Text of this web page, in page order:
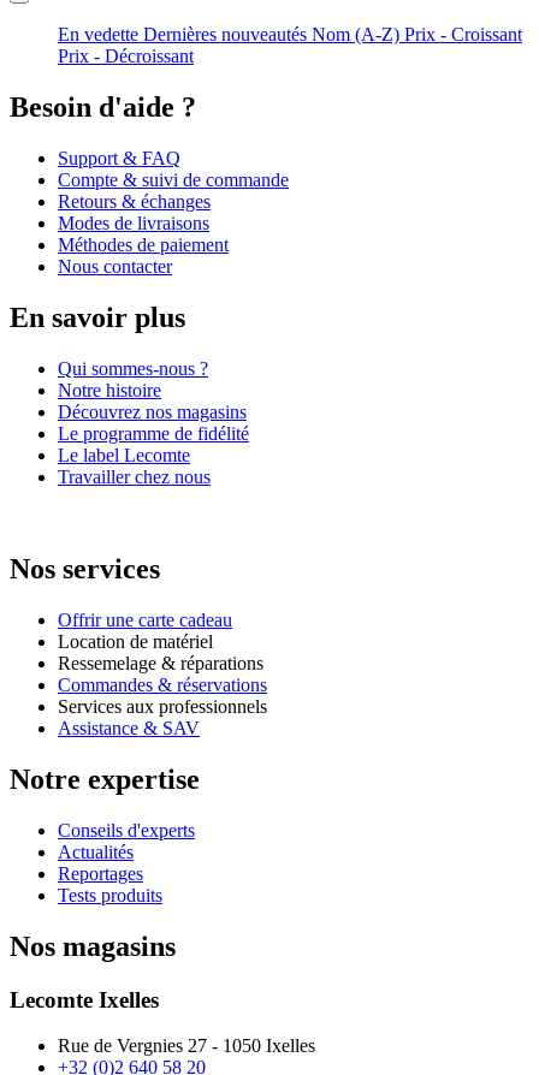
En vedette Dernières nouveautés Nom (A-Z) Prix - Croissant
Prix - Décroissant
Besoin d'aide ?
Support & FAQ
Compte & suivi de commande
Retours & échanges
Modes de livraisons
Méthodes de paiement
Nous contacter
En savoir plus
Qui sommes-nous ?
Notre histoire
Découvrez nos magasins
Le programme de fidélité
Le label Lecomte
Travailler chez nous
Nos services
Offrir une carte cadeau
Location de matériel
Ressemelage & réparations
Commandes & réservations
Services aux professionnels
Assistance & SAV
Notre expertise
Conseils d'experts
Actualités
Reportages
Tests produits
Nos magasins
Lecomte Ixelles
Rue de Vergnies 27 - 1050 Ixelles
+32 (0)2 640 58 20